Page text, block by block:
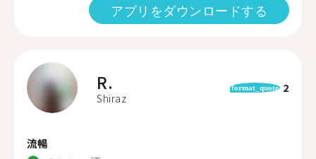
アプリをダウンロードする
R.
Shiraz
format_quote 2
流暢